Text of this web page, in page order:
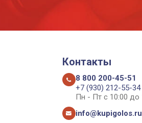
Контакты
8 800 200-45-51
+7 (930) 212-55-34
Пн - Пт с 10:00 до
info@kupigolos.ru